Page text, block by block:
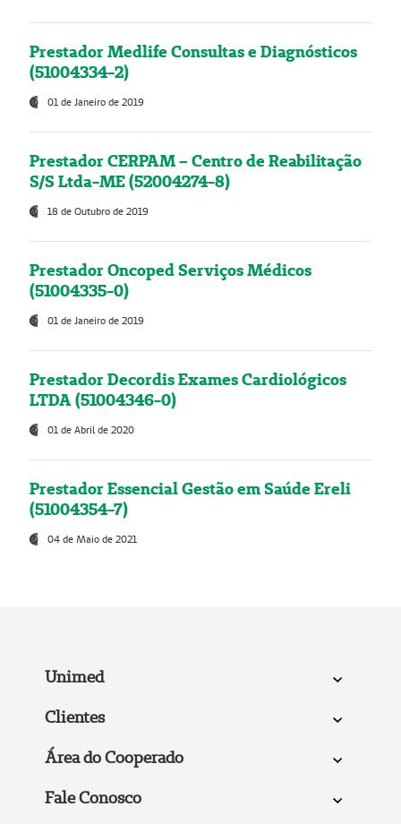
Prestador Medlife Consultas e Diagnósticos
(51004334-2)
01 de Janeiro de 2019
Prestador CERPAM – Centro de Reabilitação
S/S Ltda-ME (52004274-8)
18 de Outubro de 2019
Prestador Oncoped Serviços Médicos
(51004335-0)
01 de Janeiro de 2019
Prestador Decordis Exames Cardiológicos
LTDA (51004346-0)
01 de Abril de 2020
Prestador Essencial Gestão em Saúde Ereli
(51004354-7)
04 de Maio de 2021
Unimed
Clientes
Área do Cooperado
Fale Conosco